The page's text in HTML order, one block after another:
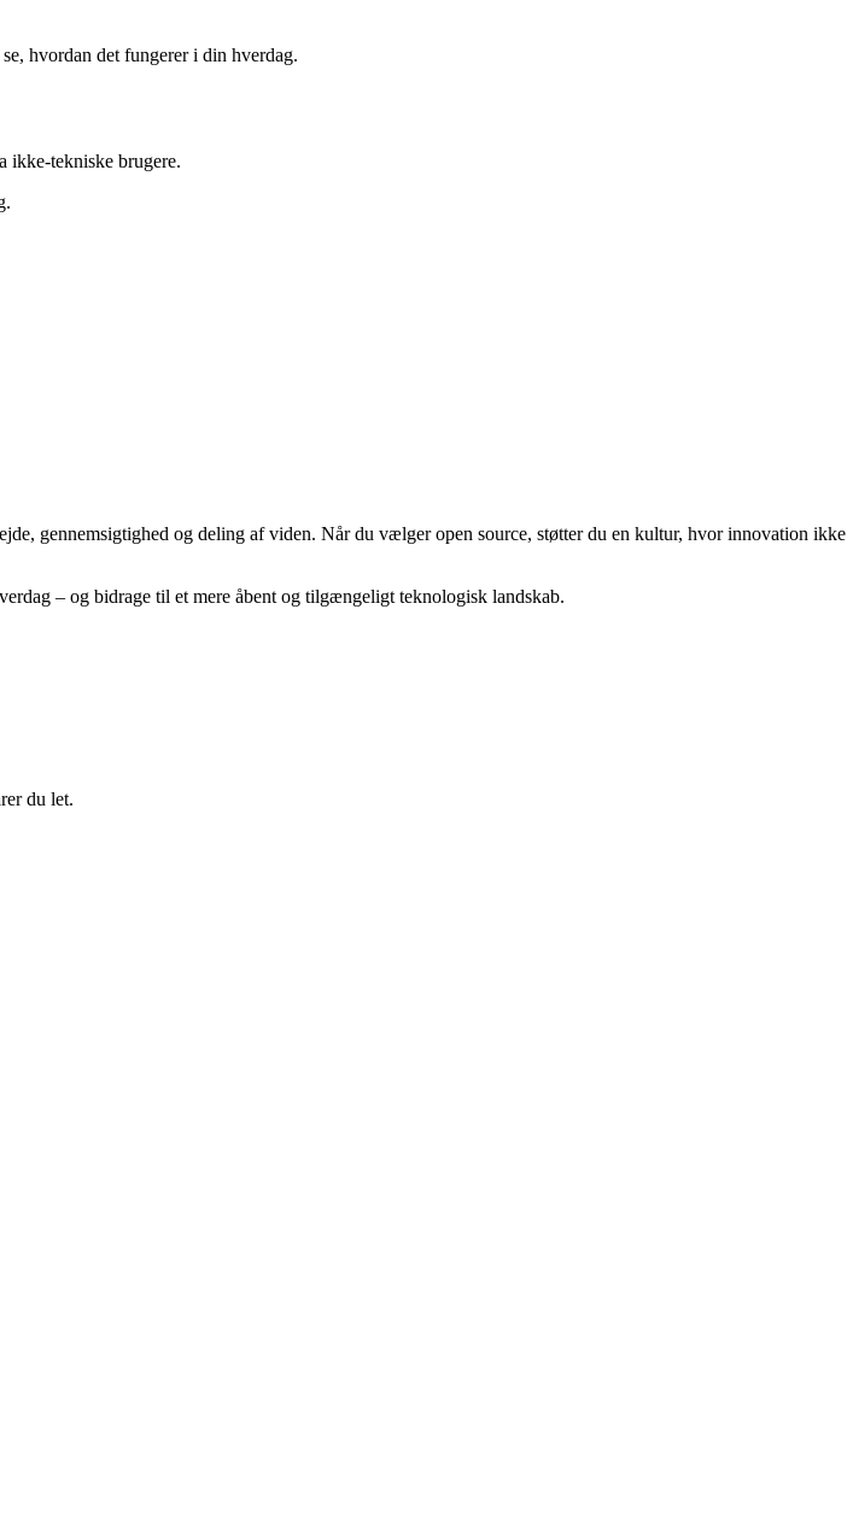
hvordan det fungerer i din hverdag.
ikke-tekniske brugere.
gennemsigtighed og deling af viden. Når du vælger open source, støtter du en kultur, hvor innovation ikke
– og bidrage til et mere åbent og tilgængeligt teknologisk landskab.
du let.